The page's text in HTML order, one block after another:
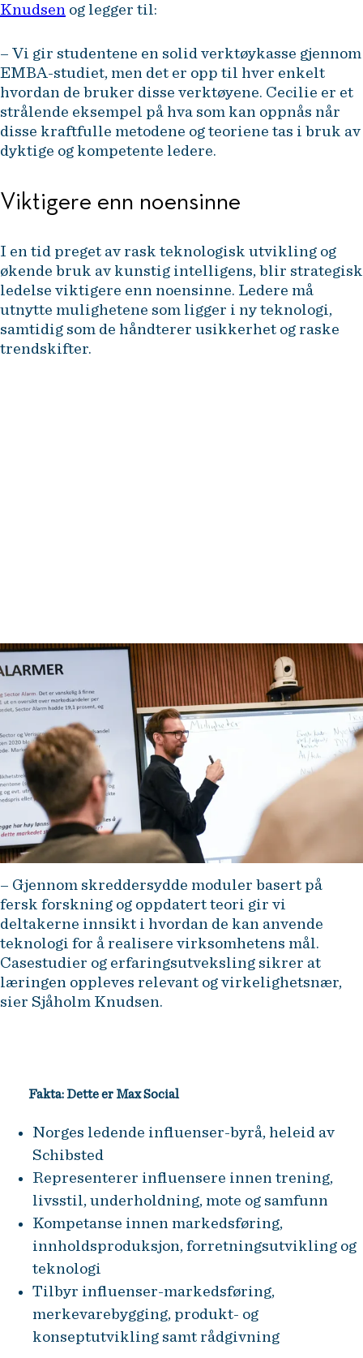
Knudsen og legger til:
– Vi gir studentene en solid verktøykasse gjennom
EMBA-studiet, men det er opp til hver enkelt
hvordan de bruker disse verktøyene. Cecilie er et
strålende eksempel på hva som kan oppnås når
disse kraftfulle metodene og teoriene tas i bruk av
dyktige og kompetente ledere.
Viktigere enn noensinne
I en tid preget av rask teknologisk utvikling og
økende bruk av kunstig intelligens, blir strategisk
ledelse viktigere enn noensinne. Ledere må
utnytte mulighetene som ligger i ny teknologi,
samtidig som de håndterer usikkerhet og raske
trendskifter.
– Gjennom skreddersydde moduler basert på
fersk forskning og oppdatert teori gir vi
deltakerne innsikt i hvordan de kan anvende
teknologi for å realisere virksomhetens mål.
Casestudier og erfaringsutveksling sikrer at
læringen oppleves relevant og virkelighetsnær,
sier Sjåholm Knudsen.
Fakta: Dette er Max Social
Norges ledende influenser-byrå, heleid av
Schibsted
Representerer influensere innen trening,
livsstil, underholdning, mote og samfunn
Kompetanse innen markedsføring,
innholdsproduksjon, forretningsutvikling og
teknologi
Tilbyr influenser-markedsføring,
merkevarebygging, produkt- og
konseptutvikling samt rådgivning